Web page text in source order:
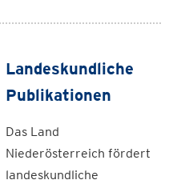
Landeskundliche
Publikationen
Das Land
Niederösterreich fördert
landeskundliche